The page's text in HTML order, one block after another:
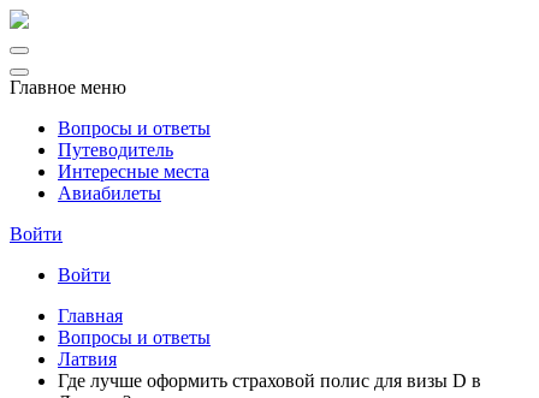
Главное меню
Вопросы и ответы
Путеводитель
Интересные места
Авиабилеты
Войти
Войти
Главная
Вопросы и ответы
Латвия
Где лучше оформить страховой полис для визы D в